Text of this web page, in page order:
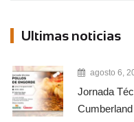
Ultimas noticias
agosto 6,
Jornada
Cumberland